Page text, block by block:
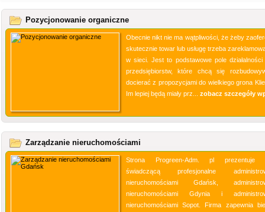
Pozycjonowanie organiczne
Obecnie nikt nie ma wątpliwości, że żeby
skutecznie towar lub usługę trzeba
w sieci. Jest to podstawowe pole działalności
przedsiębiorstw, które chcą się
docierać z propozycjami do wielkiego grona
Im lepiej będą miały prz... zobacz szczegóły
Zarządzanie nieruchomościami
Strona Progreen-Adm. pl prezentuje
świadczącą profesjonalne
nieruchomościami Gdańsk,
nieruchomościami Gdynia i
nieruchomościami Sopot. Firma zapewnia